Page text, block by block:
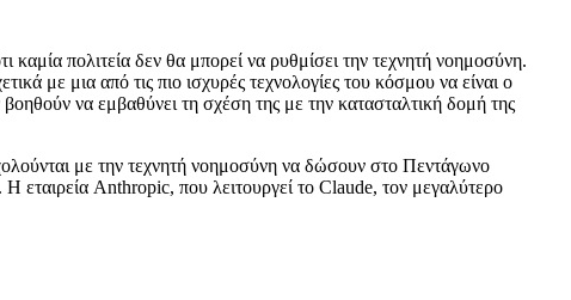
πολιτεία δεν θα μπορεί να ρυθμίσει την τεχνητή νοημοσύνη.
με μια από τις πιο ισχυρές τεχνολογίες του κόσμου να είναι ο
να εμβαθύνει τη σχέση της με την κατασταλτική δομή της
με την τεχνητή νοημοσύνη να δώσουν στο Πεντάγωνο
εταιρεία Anthropic, που λειτουργεί το Claude, τον μεγαλύτερο